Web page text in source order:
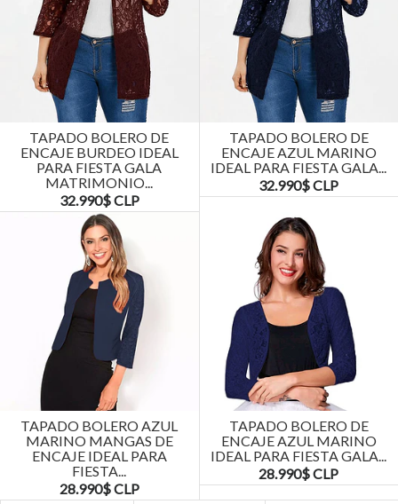
TAPADO BOLERO DE
ENCAJE BURDEO IDEAL
PARA FIESTA GALA
MATRIMONIO...
32.990$ CLP
TAPADO BOLERO DE
ENCAJE AZUL MARINO
IDEAL PARA FIESTA GALA...
32.990$ CLP
TAPADO BOLERO AZUL
MARINO MANGAS DE
ENCAJE IDEAL PARA
FIESTA...
28.990$ CLP
TAPADO BOLERO DE
ENCAJE AZUL MARINO
IDEAL PARA FIESTA GALA...
28.990$ CLP